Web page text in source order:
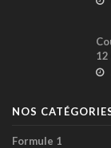
NOS
Formule 1